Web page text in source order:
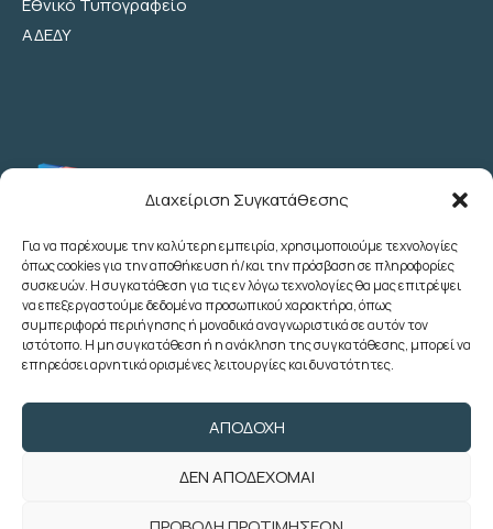
Διαχείριση Συγκατάθεσης
Για να παρέχουμε την καλύτερη εμπειρία, χρησιμοποιούμε τεχνολογίες
όπως cookies για την αποθήκευση ή/και την πρόσβαση σε πληροφορίες
συσκευών. Η συγκατάθεση για τις εν λόγω τεχνολογίες θα μας επιτρέψει
να επεξεργαστούμε δεδομένα προσωπικού χαρακτήρα, όπως
συμπεριφορά περιήγησης ή μοναδικά αναγνωριστικά σε αυτόν τον
ιστότοπο. Η μη συγκατάθεση ή η ανάκληση της συγκατάθεσης, μπορεί να
επηρεάσει αρνητικά ορισμένες λειτουργίες και δυνατότητες.
ΑΠΟΔΟΧΉ
ΔΕΝ ΑΠΟΔΈΧΟΜΑΙ
Εθνικό Τυπογραφείο
ΑΔΕΔΥ
Λεωχάρους 2 - 6ος Όροφος - Αθήνα
(+30) 210 3622707
(+30) 2103633260
(+30) 2103622783
foroepi@poedoy.gr